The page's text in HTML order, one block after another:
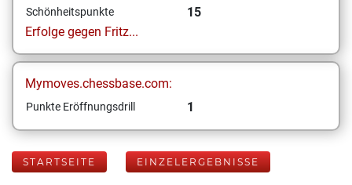
Schönheitspunkte
15
Erfolge gegen Fritz...
Mymoves.chessbase.com:
Punkte Eröffnungsdrill 1
STARTSEITE EINZELERGEBNISSE